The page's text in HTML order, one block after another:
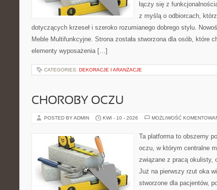
łączy się z
z myślą o odbiorcach,
dotyczących krzeseł i szeroko rozumianego dobrego stylu.
Meble Multifunkcyjne. Strona została stworzona dla osób, które
elementy wyposażenia […]
CATEGORIES: DEKORACJE I ARANŻACJE
CHOROBY OCZU
POSTED BY ADMIN KWI - 10 - 2026 MOŻLIWOŚĆ
Ta platforma to obszerny
oczu, w którym centralne
związane z pracą okulisty,
Już na pierwszy rzut oka
stworzone dla pacjentów,